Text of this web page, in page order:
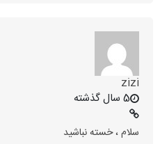
zizi
5 سال گذشته
سلام ، خسته نباشید